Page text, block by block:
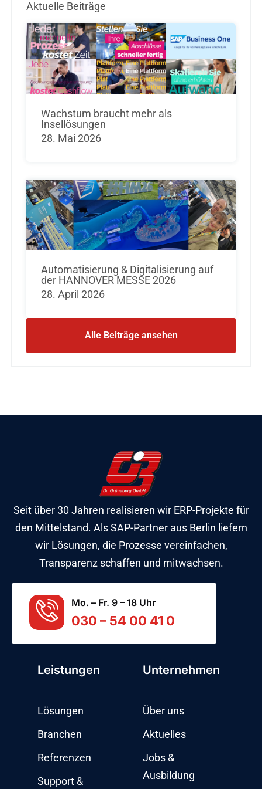
Aktuelle Beiträge
Wachstum braucht mehr als
Insellösungen
28. Mai 2026
Automatisierung & Digitalisierung auf
der HANNOVER MESSE 2026
28. April 2026
Alle Beiträge ansehen
Seit über 30 Jahren realisieren wir ERP-Projekte für
den Mittelstand. Als SAP-Partner aus Berlin liefern
wir Lösungen, die Prozesse vereinfachen,
Transparenz schaffen und mitwachsen.
Mo. – Fr. 9 – 18 Uhr
030 – 54 00 41 0
Leistungen
Lösungen
Branchen
Referenzen
Support &
Unternehmen
Über uns
Aktuelles
Jobs &
Ausbildung